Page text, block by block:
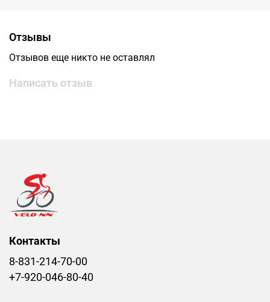
Отзывы
Отзывов еще никто не оставлял
Написать отзыв
Контакты
8-831-214-70-00
+7-920-046-80-40